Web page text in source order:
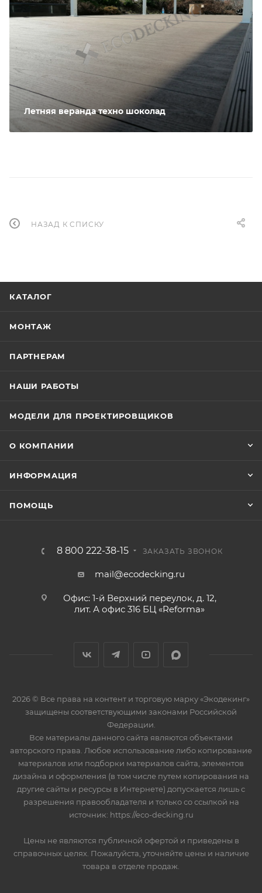
Летняя веранда техно шоколад
НАЗАД К СПИСКУ
КАТАЛОГ
МОНТАЖ
ПАРТНЕРАМ
НАШИ РАБОТЫ
МОДЕЛИ ДЛЯ ПРОЕКТИРОВЩИКОВ
О КОМПАНИИ
ИНФОРМАЦИЯ
ПОМОЩЬ
8 800 222-38-15 ЗАКАЗАТЬ ЗВОНОК
mail@ecodecking.ru
Офис: 1-й Верхний переулок, д. 12,
лит. А офис 316 БЦ «Reforma»
2026 © Все права на контент и торговую марку «Экодекинг»
защищены соответствующими законами Российской
Федерации.
Все материалы данного сайта являются объектами
авторского права. Любое использование либо копирование
материалов или подборки материалов сайта, элементов
дизайна и оформления (в том числе путем копирования на
другие сайты и ресурсы в Интернете) допускается лишь с
разрешения правообладателя и только со ссылкой на
источник: https://eco-decking.ru
Цены не являются публичной офертой и приведены в
справочных целях. Пожалуйста, уточняйте цены и наличие
товара в отделе продаж.